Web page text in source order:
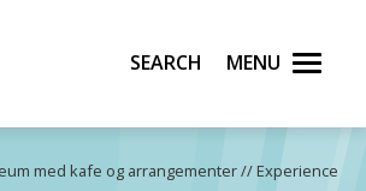
University of Norway
Search Menu
med kafe og arrangementer // Experience